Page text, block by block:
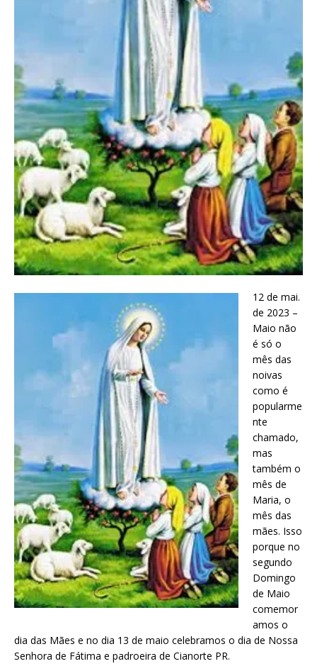
12 de mai.
de 2023 –
Maio não
é só o
mês das
noivas
como é
popularme
nte
chamado,
mas
também o
mês de
Maria, o
mês das
mães. Isso
porque no
segundo
Domingo
de Maio
comemor
amos o
dia das Mães e no dia 13 de maio celebramos o dia de Nossa
Senhora de Fátima e padroeira de Cianorte PR.